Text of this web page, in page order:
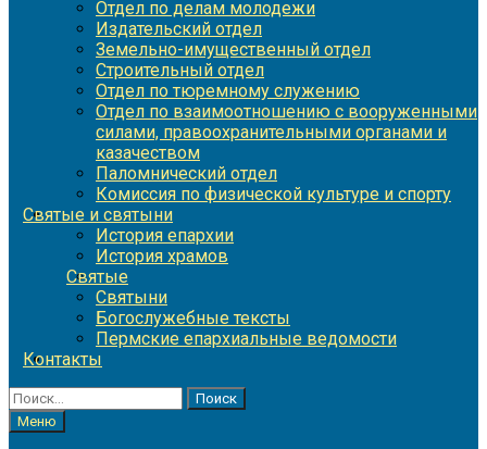
Отдел по делам молодежи
Издательский отдел
Земельно-имущественный отдел
Строительный отдел
Отдел по тюремному служению
Отдел по взаимоотношению с вооруженными
силами, правоохранительными органами и
казачеством
Паломнический отдел
Комиссия по физической культуре и спорту
Святые и святыни
История епархии
История храмов
Святые
Святыни
Богослужебные тексты
Пермские епархиальные ведомости
Контакты
Найти:
Меню